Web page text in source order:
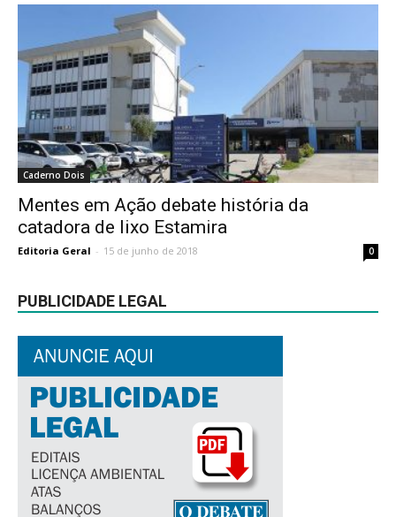
Caderno Dois
Mentes em Ação debate história da
catadora de lixo Estamira
Editoria Geral - 15 de junho de 2018 0
PUBLICIDADE LEGAL